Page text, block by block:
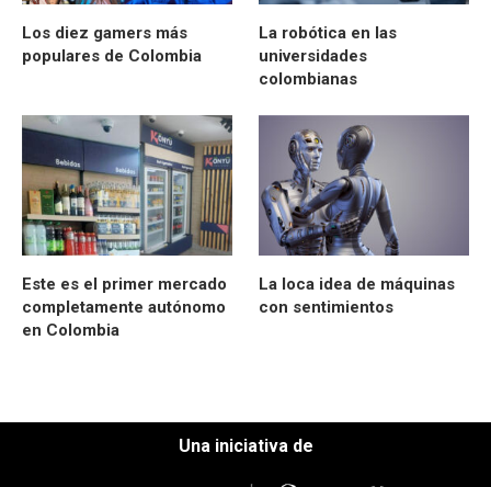
Los diez gamers más
populares de Colombia
La robótica en las
universidades
colombianas
Este es el primer mercado
completamente autónomo
en Colombia
La loca idea de máquinas
con sentimientos
Una iniciativa de